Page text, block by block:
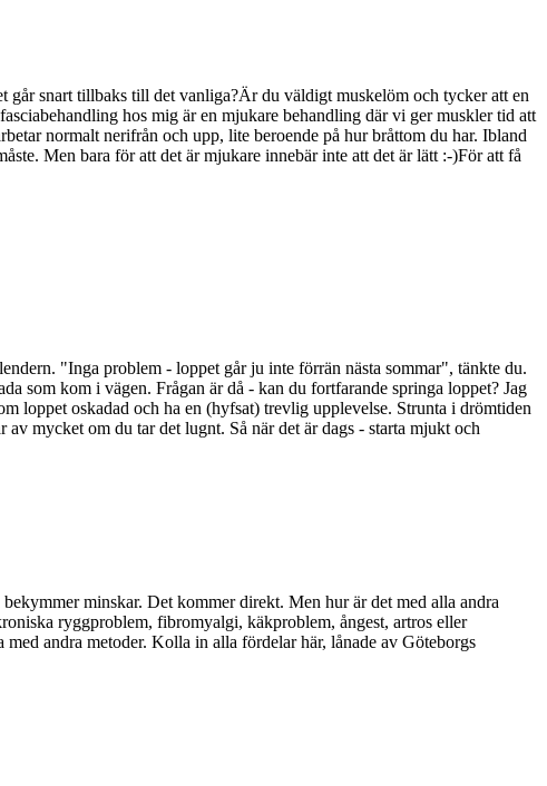
snart tillbaks till det vanliga?Är du väldigt muskelöm och tycker att en
hos mig är en mjukare behandling där vi ger muskler tid att
normalt nerifrån och upp, lite beroende på hur bråttom du har. Ibland
Men bara för att det är mjukare innebär inte att det är lätt :-)För att få
"Inga problem - loppet går ju inte förrän nästa sommar", tänkte du.
som kom i vägen. Frågan är då - kan du fortfarande springa loppet? Jag
loppet oskadad och ha en (hyfsat) trevlig upplevelse. Strunta i drömtiden
mycket om du tar det lugnt. Så när det är dags - starta mjukt och
minskar. Det kommer direkt. Men hur är det med alla andra
ryggproblem, fibromyalgi, käkproblem, ångest, artros eller
andra metoder. Kolla in alla fördelar här, lånade av Göteborgs